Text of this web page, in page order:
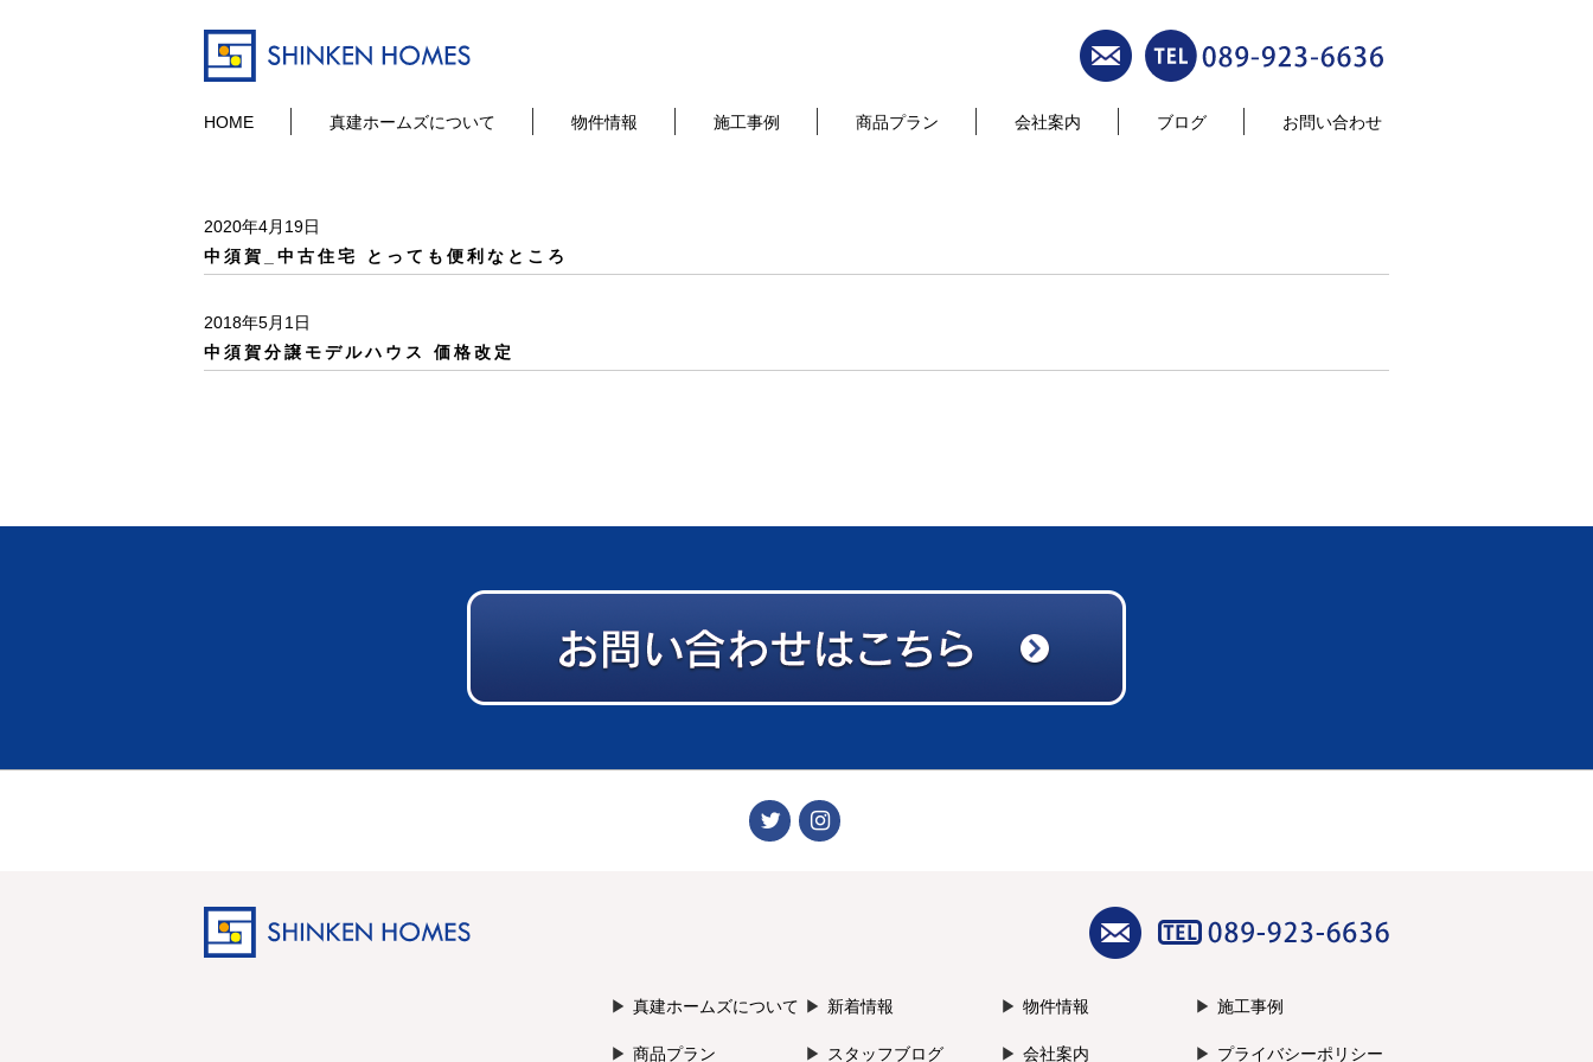
HOME 真建ホームズについて 物件情報 施工事例 商品プラン 会社案内 ブログ お問い合わせ
2020年4月19日
中須賀_中古住宅 とっても便利なところ
2018年5月1日
中須賀分譲モデルハウス 価格改定
真建ホームズについて 新着情報 物件情報 施工事例
商品プラン スタッフブログ 会社案内 プライバシーポリシー